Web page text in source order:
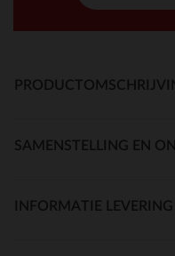
SAMENSTELLING EN
INFORMATIE